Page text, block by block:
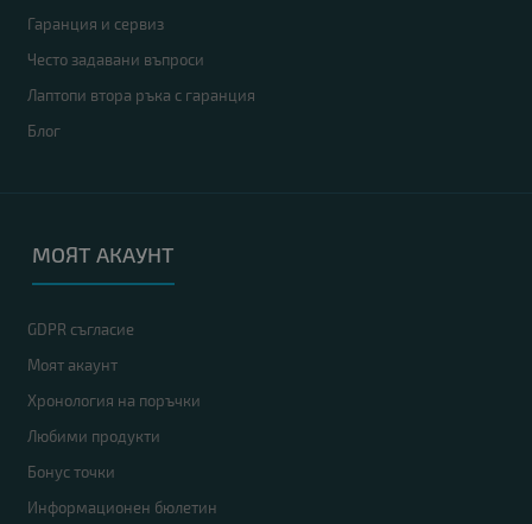
Гаранция и сервиз
Често задавани въпроси
Лаптопи втора ръка с гаранция
Блог
МОЯТ АКАУНТ
GDPR съгласие
Моят акаунт
Хронология на поръчки
Любими продукти
Бонус точки
Информационен бюлетин